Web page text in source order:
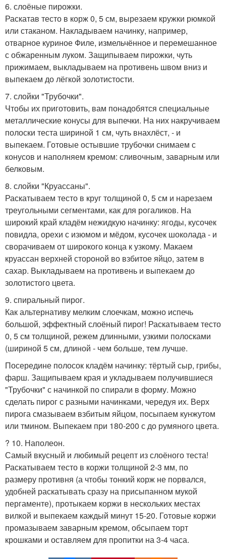
6. слоёные пирожки.
Раскатав тесто в корж 0, 5 см, вырезаем кружки рюмкой
или стаканом. Накладываем начинку, например,
отварное куриное Филе, измельчённое и перемешанное
с обжаренным луком. Защипываем пирожки, чуть
прижимаем, выкладываем на противень швом вниз и
выпекаем до лёгкой золотистости.
7. слойки "Трубочки".
Чтобы их приготовить, вам понадобятся специальные
металлические конусы для выпечки. На них накручиваем
полоски теста шириной 1 см, чуть внахлёст, - и
выпекаем. Готовые остывшие трубочки снимаем с
конусов и наполняем кремом: сливочным, заварным или
белковым.
8. слойки "Круассаны".
Раскатываем тесто в круг толщиной 0, 5 см и нарезаем
треугольными сегментами, как для рогаликов. На
широкий край кладём нежидкую начинку: ягоды, кусочек
повидла, орехи с изюмом и мёдом, кусочек шоколада - и
сворачиваем от широкого конца к узкому. Макаем
круассан верхней стороной во взбитое яйцо, затем в
сахар. Выкладываем на противень и выпекаем до
золотистого цвета.
9. спиральный пирог.
Как альтернативу мелким слоечкам, можно испечь
большой, эффектный слоёный пирог! Раскатываем тесто
0, 5 см толщиной, режем длинными, узкими полосками
(шириной 5 см, длиной - чем больше, тем лучше.
Посередине полосок кладём начинку: тёртый сыр, грибы,
фарш. Защипываем края и укладываем получившиеся
"Трубочки" с начинкой по спирали в форму. Можно
сделать пирог с разными начинками, чередуя их. Верх
пирога смазываем взбитым яйцом, посыпаем кунжутом
или тмином. Выпекаем при 180-200 с до румяного цвета.
? 10. Наполеон.
Самый вкусный и любимый рецепт из слоёного теста!
Раскатываем тесто в коржи толщиной 2-3 мм, по
размеру противня (а чтобы тонкий корж не порвался,
удобней раскатывать сразу на присыпанном мукой
пергаменте), протыкаем коржи в нескольких местах
вилкой и выпекаем каждый минут 15-20. Готовые коржи
промазываем заварным кремом, обсыпаем торт
крошками и оставляем для пропитки на 3-4 часа.